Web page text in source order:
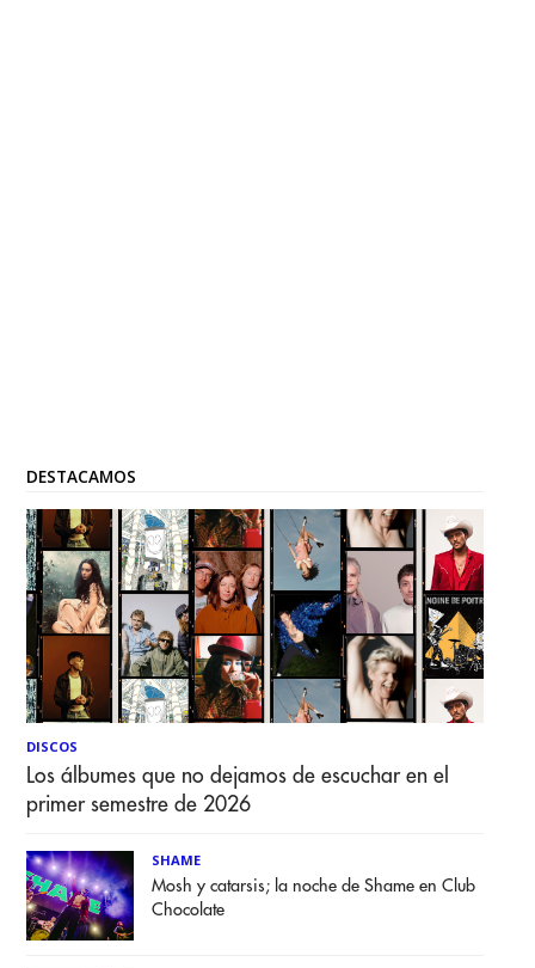
DESTACAMOS
DISCOS
Los álbumes que no dejamos de escuchar en el
primer semestre de 2026
SHAME
Mosh y catarsis; la noche de Shame en Club
Chocolate